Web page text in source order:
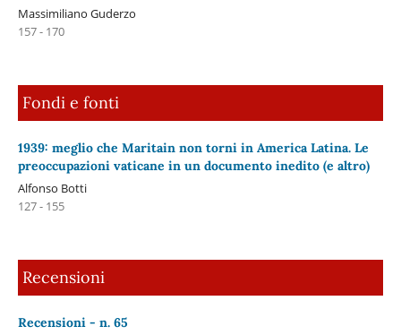
Massimiliano Guderzo
157 - 170
Fondi e fonti
1939: meglio che Maritain non torni in America Latina. Le
preoccupazioni vaticane in un documento inedito (e altro)
Alfonso Botti
127 - 155
Recensioni
Recensioni - n. 65